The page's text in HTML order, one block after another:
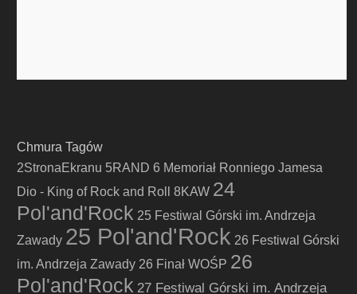
Chmura Tagów
2StronaEkranu 5RAND 6 Memoriał Ronniego Jamesa
Dio - King of Rock and Roll
8KAW 24
Pol'and'Rock 25 Festiwal Górski im. Andrzeja
Zawady 25 Pol'and'Rock 26 Festiwal Górski
im. Andrzeja Zawady 26 Finał WOŚP 26
Pol'and'Rock 27 Festiwal Górski im. Andrzeja